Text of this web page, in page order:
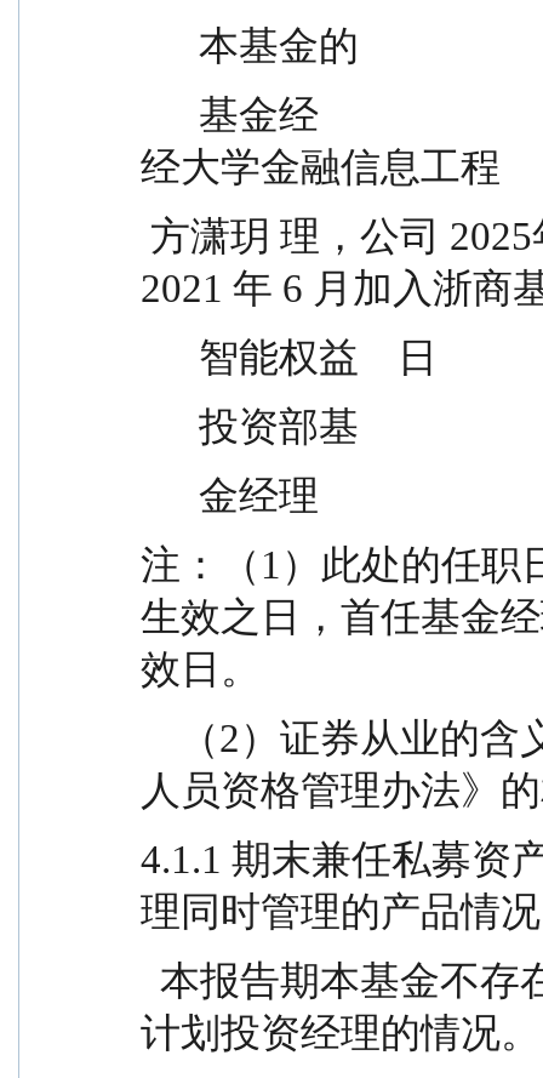
      本基金的
经大学金融信息工程
2021 年 6 月加入浙商
智能权益    日
      投资部基
      金经理
注：（1）此处的任职
生效之日，首任基金
效日。
人员资格管理办法》
4.1.1 期末兼任私募资
理同时管理的产品情况
计划投资经理的情况。